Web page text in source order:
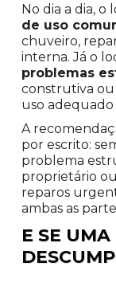
No dia a dia, o
de uso
chuveiro,
interna. Já o
problemas
construtiva ou
uso adequado
A
por escrito:
problema
proprietário
reparos
ambas as
E SE